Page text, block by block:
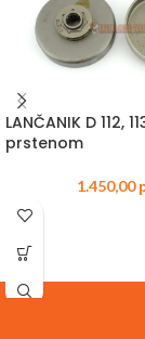
LANČANIK D 112,
prstenom
1.450,00